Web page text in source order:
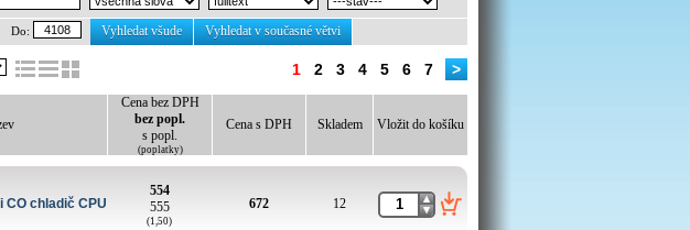
Do: Vyhledat v současné větvi
Vyhledat všude
>
1 2 3 4 5 6 7
Cena bez DPH
bez popl.
s popl.
(poplatky)
Cena s DPH Skladem Vložit do košíku
CO chladič CPU
554
555
(1,50)
672 12